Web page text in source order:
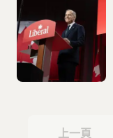
上一頁
上一頁